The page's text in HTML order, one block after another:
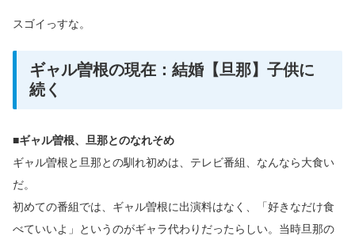
スゴイっすな。
ギャル曽根の現在：結婚【旦那】子供に
続く
■ギャル曽根、旦那とのなれそめ
ギャル曽根と旦那との馴れ初めは、テレビ番組、なんなら大食い
だ。
初めての番組では、ギャル曽根に出演料はなく、「好きなだけ食
べていいよ」というのがギャラ代わりだったらしい。当時旦那の